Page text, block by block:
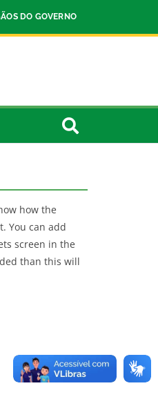
DO GOVERNO
how the
You can add
screen in the
than this will